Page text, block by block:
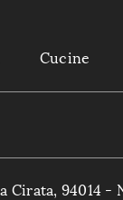
Cucine
Cirata, 94014 -